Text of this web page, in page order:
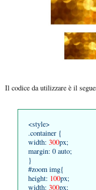
Il codice da utilizzare è il
<style>
.container {
width: 300px;
margin: 0 auto;
}
#zoom img{
height: 100px;
width: 300px;